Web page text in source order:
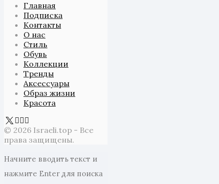
Главная
Подписка
Контакты
О нас
Стиль
Обувь
Коллекции
Тренды
Аксессуары
Образ жизни
Красота
© 2026 Israeli.top - Все
права защищены.
Начните вводить текст и
нажмите Enter для поиска